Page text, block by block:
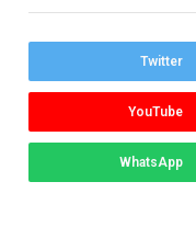
Twitter
YouTube
WhatsApp